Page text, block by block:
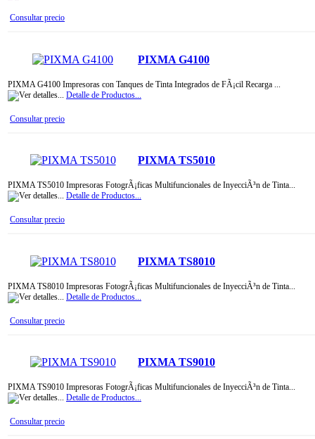
Consultar precio
PIXMA G4100
PIXMA G4100 Impresoras con Tanques de Tinta Integrados de FÃ¡cil Recarga ...
Detalle de Productos...
Consultar precio
PIXMA TS5010
PIXMA TS5010 Impresoras FotogrÃ¡ficas Multifuncionales de InyecciÃ³n de Tinta...
Detalle de Productos...
Consultar precio
PIXMA TS8010
PIXMA TS8010 Impresoras FotogrÃ¡ficas Multifuncionales de InyecciÃ³n de Tinta...
Detalle de Productos...
Consultar precio
PIXMA TS9010
PIXMA TS9010 Impresoras FotogrÃ¡ficas Multifuncionales de InyecciÃ³n de Tinta...
Detalle de Productos...
Consultar precio